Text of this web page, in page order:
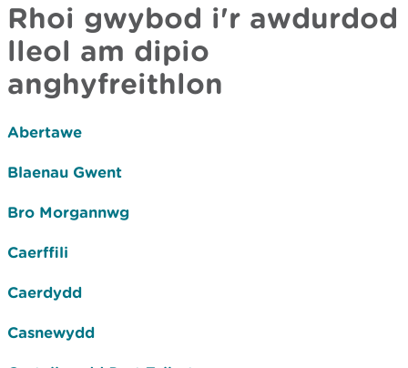
Rhoi gwybod i'r awdurdod
lleol am dipio
anghyfreithlon
Abertawe
Blaenau Gwent
Bro Morgannwg
Caerffili
Caerdydd
Casnewydd